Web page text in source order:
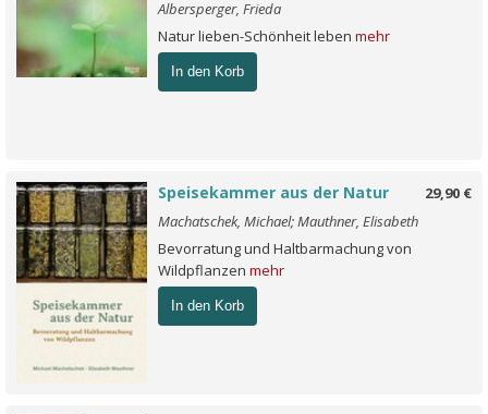
Albersperger, Frieda
Natur lieben-Schönheit leben mehr
In den Korb
29,90 €
Speisekammer aus der Natur
Machatschek, Michael; Mauthner, Elisabeth
Bevorratung und Haltbarmachung von
Wildpflanzen mehr
In den Korb